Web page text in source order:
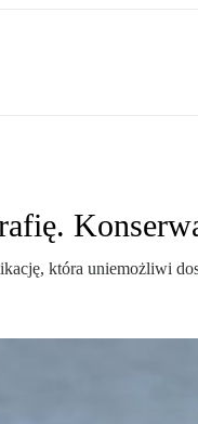
która uniemożliwi